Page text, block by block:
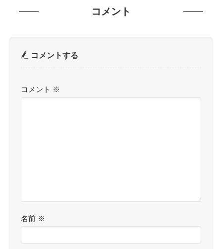
コメント
コメントする
コメント ※
名前 ※